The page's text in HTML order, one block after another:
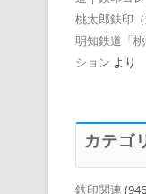
桃太郎鉄印
明知鉄道「
ション より
カテゴ
鉄印関連